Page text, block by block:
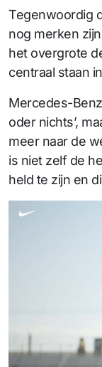
Tegenwoordig
nog merken
het overgrote
centraal staan
Mercedes-
oder nichts’,
meer naar de
is niet zelf de
held te zijn en